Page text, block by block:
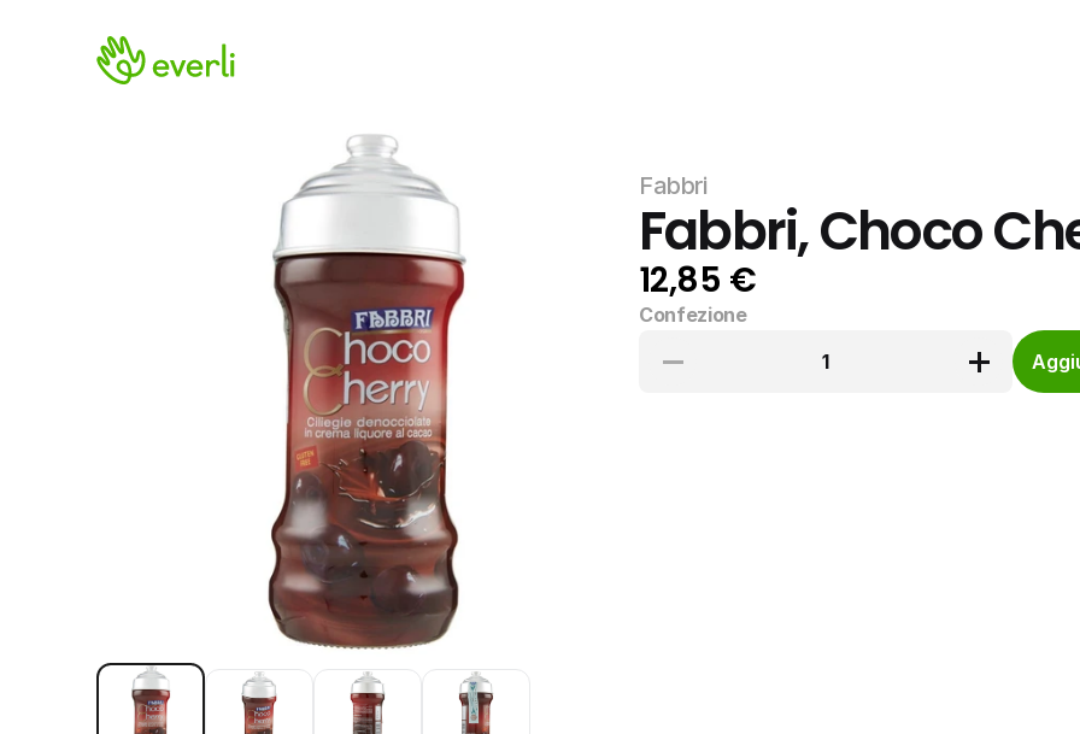
Fabbri
Fabbri, Choco
12,85 €
Confezione
1